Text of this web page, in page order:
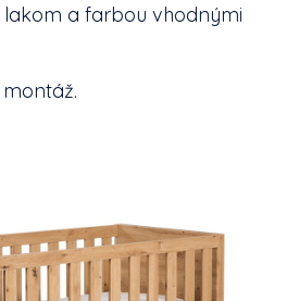
lakom a farbou vhodnými